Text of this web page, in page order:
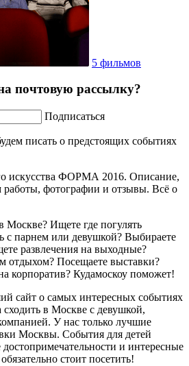
5 фильмов
почтовую рассылку?
Подписаться
писать о предстоящих событиях
искусства ФОРМА 2016. Описание,
работы, фотографии и отзывы. Всё о
Москве? Ищете где погулять
с парнем или девушкой? Выбираете
развлечения на выходные?
отдыхом? Посещаете выставки?
корпоратив? Кудамоскоу поможет!
сайт о самых интересных событиях
в Москве с девушкой,
У нас только лучшие
Москвы. События для детей
и интересные
стоит посетить!